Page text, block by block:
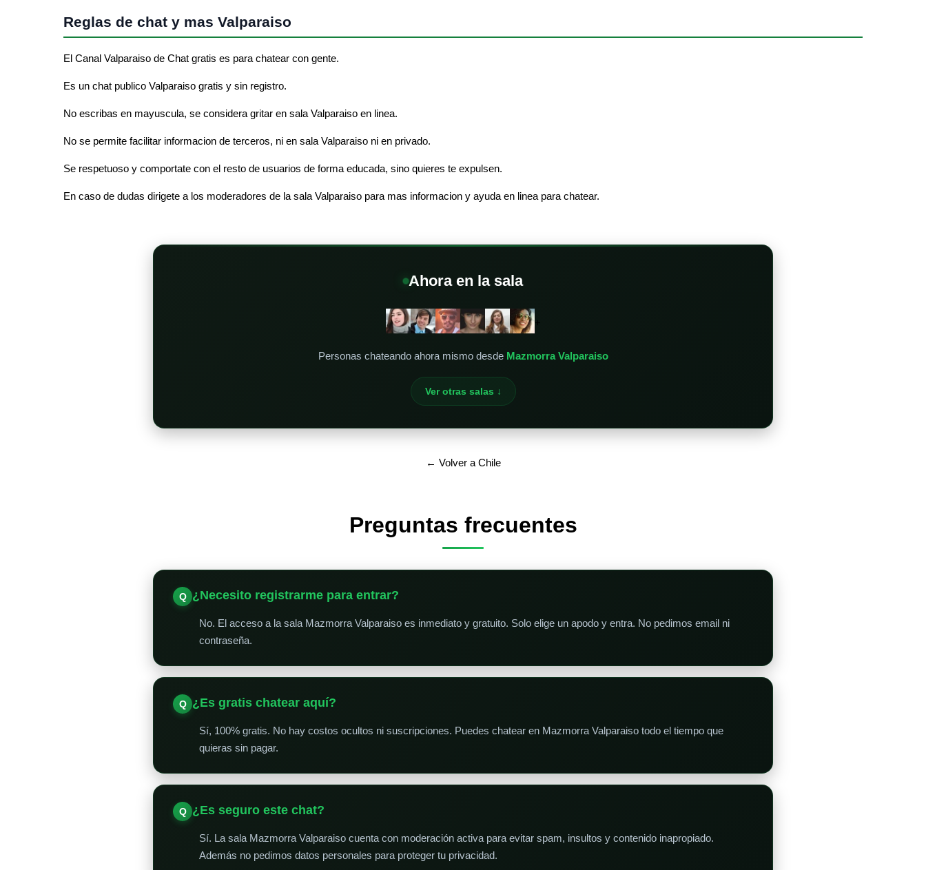
Reglas de chat y mas Valparaiso
El Canal Valparaiso de Chat gratis es para chatear con gente.
Es un chat publico Valparaiso gratis y sin registro.
No escribas en mayuscula, se considera gritar en sala Valparaiso en linea.
No se permite facilitar informacion de terceros, ni en sala Valparaiso ni en privado.
Se respetuoso y comportate con el resto de usuarios de forma educada, sino quieres te expulsen.
En caso de dudas dirigete a los moderadores de la sala Valparaiso para mas informacion y ayuda en linea para chatear.
Ahora en la sala
+
Personas chateando ahora mismo desde Mazmorra Valparaiso
Ver otras salas ↓
← Volver a Chile
Preguntas frecuentes
¿Necesito registrarme para entrar?
No. El acceso a la sala Mazmorra Valparaiso es inmediato y gratuito. Solo elige un apodo y entra. No pedimos email ni
contraseña.
¿Es gratis chatear aquí?
Sí, 100% gratis. No hay costos ocultos ni suscripciones. Puedes chatear en Mazmorra Valparaiso todo el tiempo que
quieras sin pagar.
¿Es seguro este chat?
Sí. La sala Mazmorra Valparaiso cuenta con moderación activa para evitar spam, insultos y contenido inapropiado.
Además no pedimos datos personales para proteger tu privacidad.